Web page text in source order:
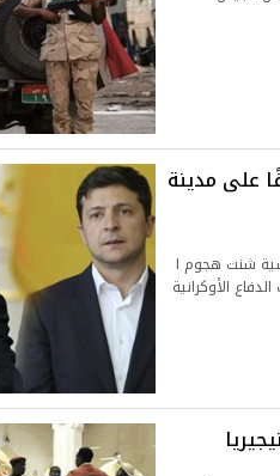
على مدينة
شنت هجوم ا
الأوكرانية